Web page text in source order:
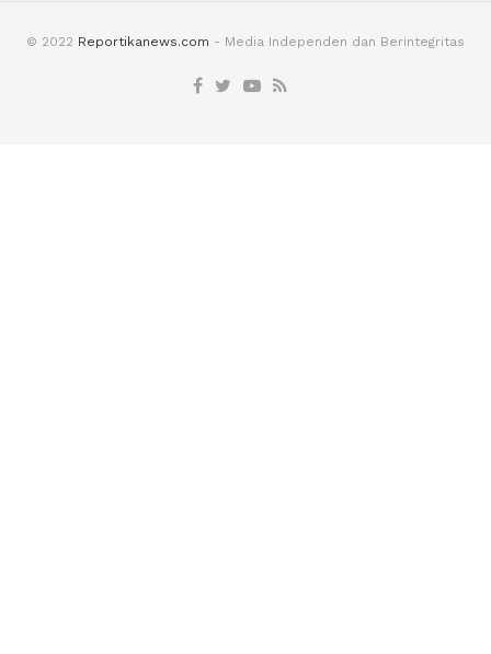
© 2022 Reportikanews.com - Media Independen dan Berintegritas